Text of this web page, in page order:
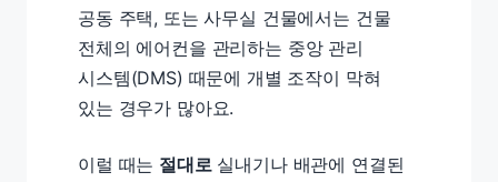
공동 주택, 또는 사무실 건물에서는 건물
전체의 에어컨을 관리하는 중앙 관리
시스템(DMS) 때문에 개별 조작이 막혀
있는 경우가 많아요.
이럴 때는 절대로실내기나 배관에 연결된